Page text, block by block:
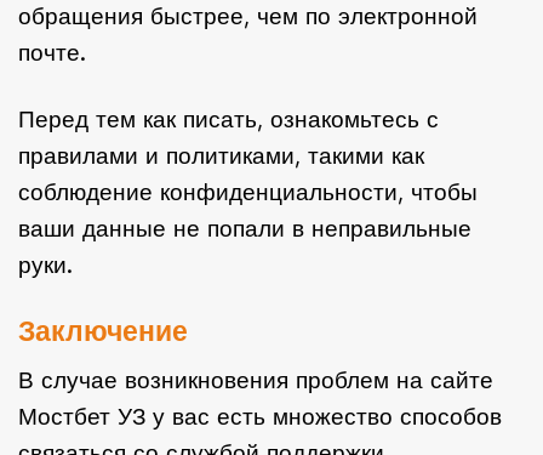
обращения быстрее, чем по электронной
почте.
Перед тем как писать, ознакомьтесь с
правилами и политиками, такими как
соблюдение конфиденциальности, чтобы
ваши данные не попали в неправильные
руки.
Заключение
В случае возникновения проблем на сайте
Мостбет УЗ у вас есть множество способов